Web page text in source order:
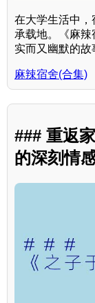
在大学生活中，
承载地。《麻
实而又幽默的故
麻辣宿舍(合集)
### 重返
的深刻情